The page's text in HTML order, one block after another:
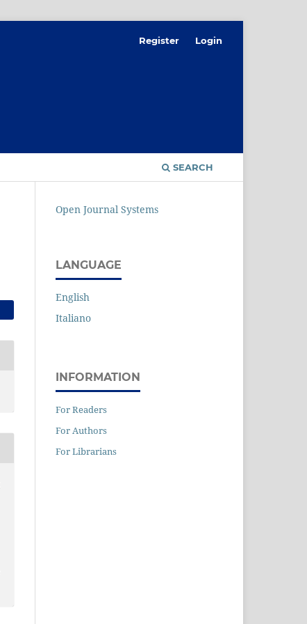
SEARCH
Register Login
Open Journal Systems
LANGUAGE
English
Italiano
INFORMATION
For Readers
For Authors
For Librarians